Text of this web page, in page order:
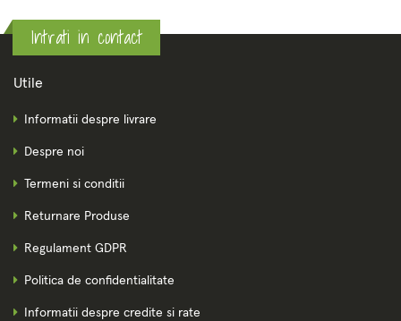
Intrati in contact
Utile
Informatii despre livrare
Despre noi
Termeni si conditii
Returnare Produse
Regulament GDPR
Politica de confidentialitate
Informatii despre credite si rate